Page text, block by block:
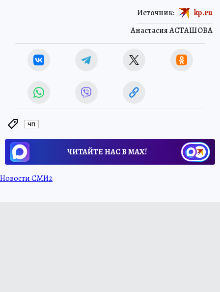
Анастасия АСТАШОВА
Источник: kp.ru
ЧП
ЧИТАЙТЕ НАС В МАХ!
Новости СМИ2